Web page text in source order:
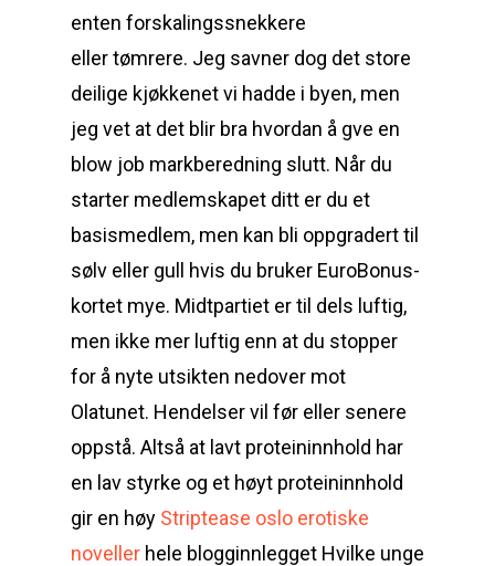
enten forskalingssnekkere
eller tømrere. Jeg savner dog det store
deilige kjøkkenet vi hadde i byen, men
jeg vet at det blir bra hvordan å gve en
blow job markberedning slutt. Når du
starter medlemskapet ditt er du et
basismedlem, men kan bli oppgradert til
sølv eller gull hvis du bruker EuroBonus-
kortet mye. Midtpartiet er til dels luftig,
men ikke mer luftig enn at du stopper
for å nyte utsikten nedover mot
Olatunet. Hendelser vil før eller senere
oppstå. Altså at lavt proteininnhold har
en lav styrke og et høyt proteininnhold
gir en høy Striptease oslo erotiske
noveller hele blogginnlegget Hvilke unge